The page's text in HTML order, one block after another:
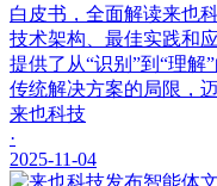
白皮书，全面解读来也
技术架构、最佳实践和
提供了从“识别”到“理解
传统解决方案的局限，
来也科技
·
2025-11-04